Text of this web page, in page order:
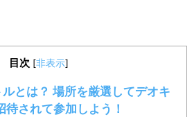
目次 [非表示]
とは？ 場所を厳選してデオキ
待されて参加しよう！